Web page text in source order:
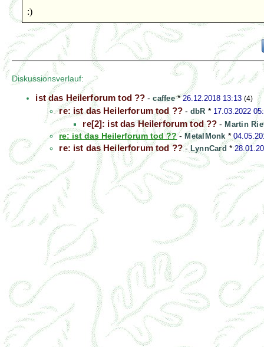
:)
Diskussionsverlauf:
ist das Heilerforum tod ?? -caffee*26.12.2018 13:13 (4)
re: ist das Heilerforum tod ??- dbR * 17.03.2022
re[2]: ist das Heilerforum tod ?? - Martin
re: ist das Heilerforum tod ??-MetalMonk *
re: ist das Heilerforum tod ??- LynnCard *